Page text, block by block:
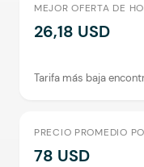
MEJOR OFERTA DE
26,18 USD
Tarifa más baja
PRECIO PROMEDIO
78 USD